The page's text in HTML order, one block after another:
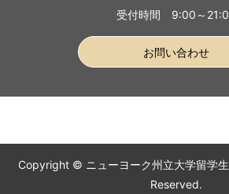
受付時間 9:00～
お問い合わせ
Copyright © ニューヨーク州立大学留学
Reserved.